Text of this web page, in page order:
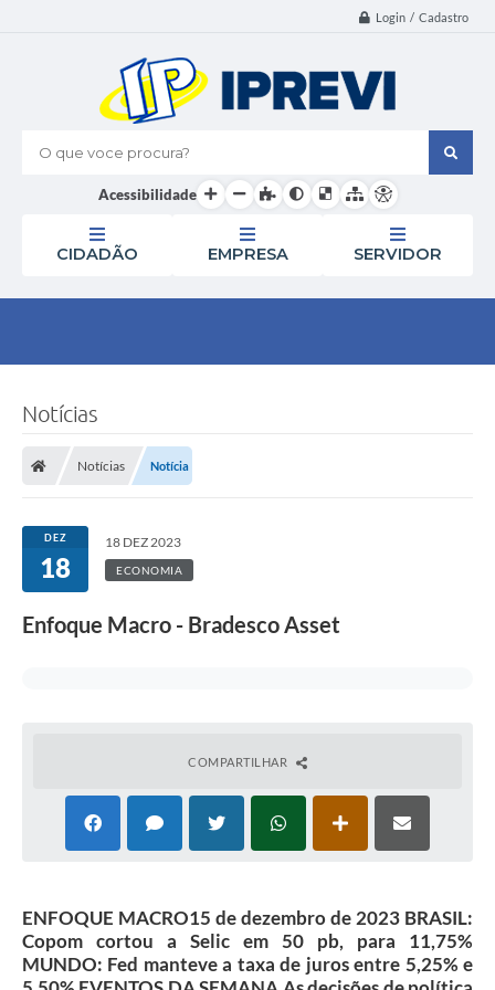
Login / Cadastro
O que voce procura?
Acessibilidade
CIDADÃO EMPRESA SERVIDOR
Notícias
Notícias Notícia
DEZ
18
18 DEZ 2023
ECONOMIA
Enfoque Macro - Bradesco Asset
COMPARTILHAR
ENFOQUE MACRO15 de dezembro de 2023 BRASIL:
Copom cortou a Selic em 50 pb, para 11,75%
MUNDO: Fed manteve a taxa de juros entre 5,25% e